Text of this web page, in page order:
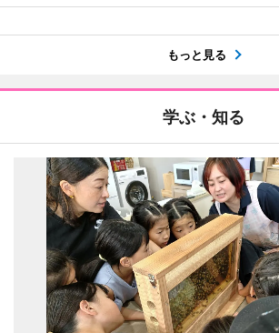
もっと見る
学ぶ・知る